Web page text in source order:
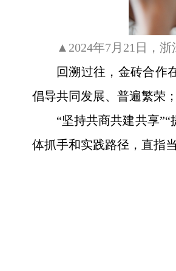
▲2024年7月21日，
回溯过往，金砖合作
倡导共同发展、普遍繁荣
“坚持共商共建共享
体抓手和实践路径，直指